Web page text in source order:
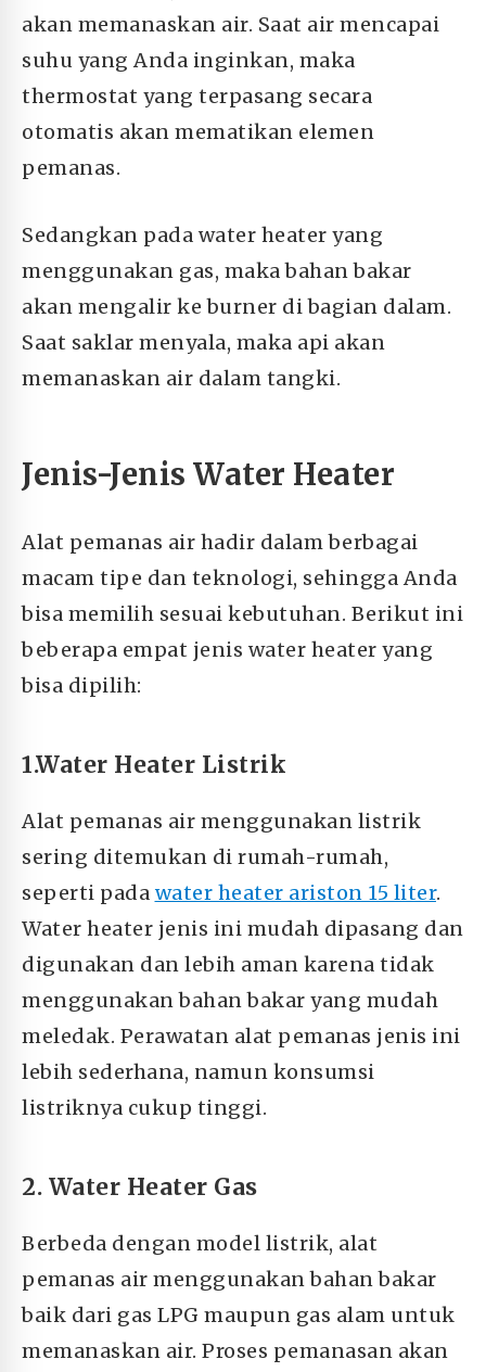
akan memanaskan air. Saat air mencapai
suhu yang Anda inginkan, maka
thermostat yang terpasang secara
otomatis akan mematikan elemen
pemanas.
Sedangkan pada water heater yang
menggunakan gas, maka bahan bakar
akan mengalir ke burner di bagian dalam.
Saat saklar menyala, maka api akan
memanaskan air dalam tangki.
Jenis-Jenis Water Heater
Alat pemanas air hadir dalam berbagai
macam tipe dan teknologi, sehingga Anda
bisa memilih sesuai kebutuhan. Berikut ini
beberapa empat jenis water heater yang
bisa dipilih:
1.Water Heater Listrik
Alat pemanas air menggunakan listrik
sering ditemukan di rumah-rumah,
seperti pada water heater ariston 15 liter.
Water heater jenis ini mudah dipasang dan
digunakan dan lebih aman karena tidak
menggunakan bahan bakar yang mudah
meledak. Perawatan alat pemanas jenis ini
lebih sederhana, namun konsumsi
listriknya cukup tinggi.
2. Water Heater Gas
Berbeda dengan model listrik, alat
pemanas air menggunakan bahan bakar
baik dari gas LPG maupun gas alam untuk
memanaskan air. Proses pemanasan akan